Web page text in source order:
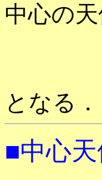
中心の
となる．
■中心